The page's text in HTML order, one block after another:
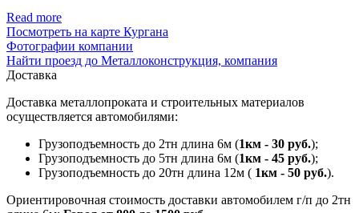
Read more
Посмотреть на карте Кургана
Фотографии компании
Найти проезд до Металлоконструкция, компания
Доставка
Доставка металлопроката и строительных материалов
осуществляется автомобилями:
Грузоподъемность до 2тн длина 6м (1км - 30 руб.);
Грузоподъемность до 5тн длина 6м (1км - 45 руб.);
Грузоподъемность до 20тн длина 12м ( 1км - 50 руб.).
Ориентировочная стоимость доставки автомобилем г/п до 2тн